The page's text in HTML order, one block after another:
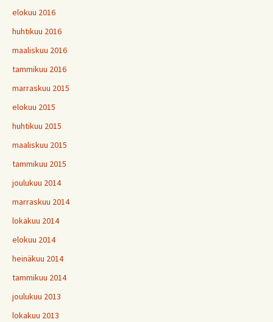
elokuu 2016
huhtikuu 2016
maaliskuu 2016
tammikuu 2016
marraskuu 2015
elokuu 2015
huhtikuu 2015
maaliskuu 2015
tammikuu 2015
joulukuu 2014
marraskuu 2014
lokakuu 2014
elokuu 2014
heinäkuu 2014
tammikuu 2014
joulukuu 2013
lokakuu 2013